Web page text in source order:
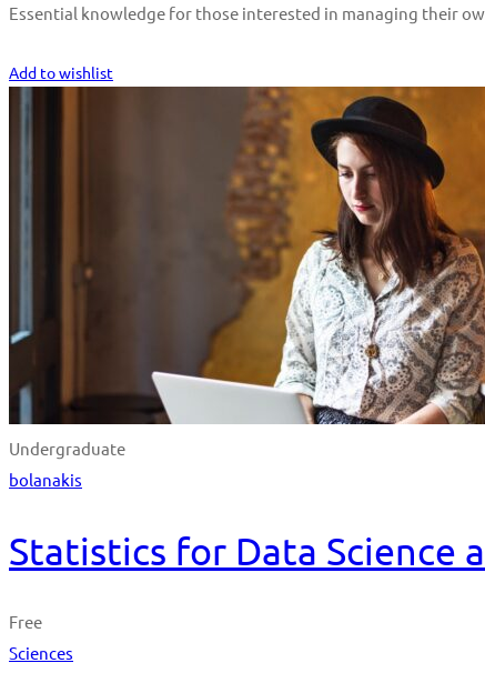
Essential knowledge for those interested in managing their
Add to wishlist
Undergraduate
bolanakis
Statistics for Data Science
Free
Sciences